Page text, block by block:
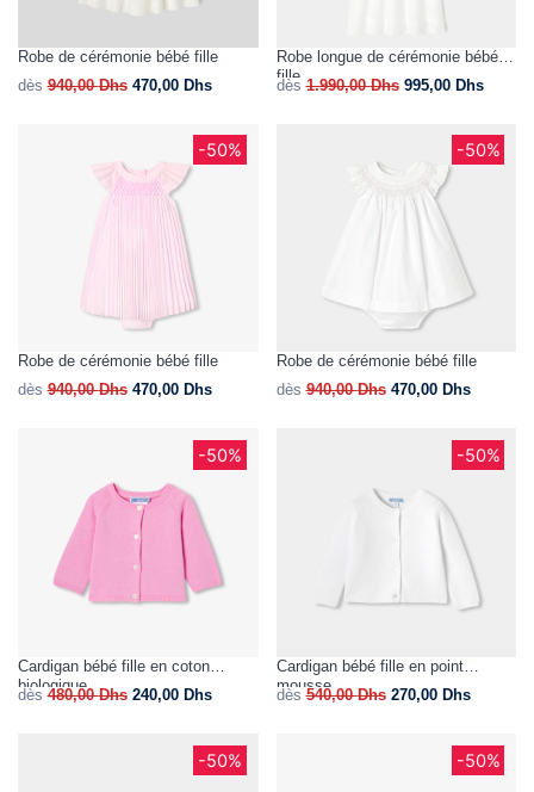
Robe de cérémonie bébé fille
dès 940,00Dhs 470,00 Dhs
Robe longue de cérémonie bébé
fille
dès 1.990,00Dhs 995,00 Dhs
-50%
Robe de cérémonie bébé fille
dès 940,00Dhs 470,00 Dhs
-50%
Robe de cérémonie bébé fille
dès 940,00Dhs 470,00 Dhs
-50%
Cardigan bébé fille en coton
biologique
dès 480,00Dhs 240,00 Dhs
-50%
Cardigan bébé fille en point
mousse
dès 540,00Dhs 270,00 Dhs
-50% -50%